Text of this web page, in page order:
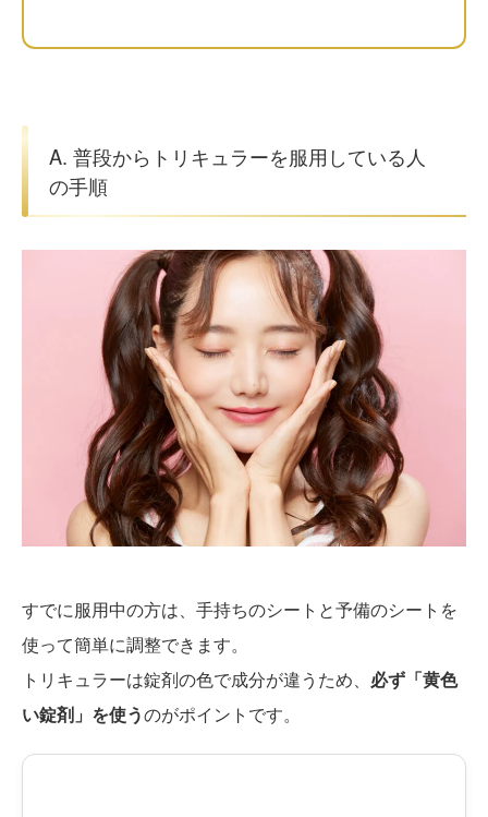
A. 普段からトリキュラーを服用している人
の手順
すでに服用中の方は、手持ちのシートと予備のシートを
使って簡単に調整できます。
トリキュラーは錠剤の色で成分が違うため、 必ず「黄色
い錠剤」を使うのがポイントです。